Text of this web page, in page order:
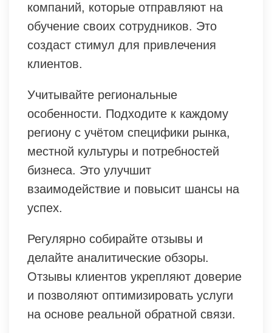
компаний, которые отправляют на
обучение своих сотрудников. Это
создаст стимул для привлечения
клиентов.
Учитывайте региональные
особенности. Подходите к каждому
региону с учётом специфики рынка,
местной культуры и потребностей
бизнеса. Это улучшит
взаимодействие и повысит шансы на
успех.
Регулярно собирайте отзывы и
делайте аналитические обзоры.
Отзывы клиентов укрепляют доверие
и позволяют оптимизировать услуги
на основе реальной обратной связи.